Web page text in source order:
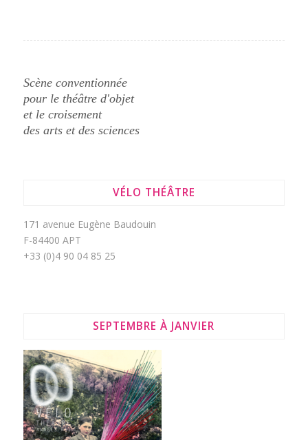
Scène conventionnée
pour le théâtre d'objet
et le croisement
des arts et des sciences
VÉLO THÉÂTRE
171 avenue Eugène Baudouin
F-84400 APT
+33 (0)4 90 04 85 25
SEPTEMBRE À JANVIER